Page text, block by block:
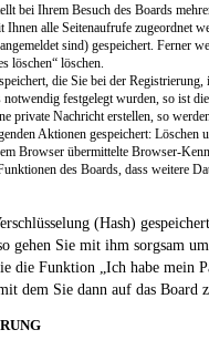
bei Ihrem Besuch des Boards
alle Seitenaufrufe zugeordnet
sind) gespeichert. Ferner
löschen“ löschen.
die Sie bei der
festgelegt wurden, so ist
private Nachricht erstellen, so
Aktionen gespeichert:
Browser übermittelte Browser-
des Boards, dass weitere
(Hash)
gehen Sie mit ihm sorgsam
die Funktion „Ich habe
dem Sie dann auf das Board